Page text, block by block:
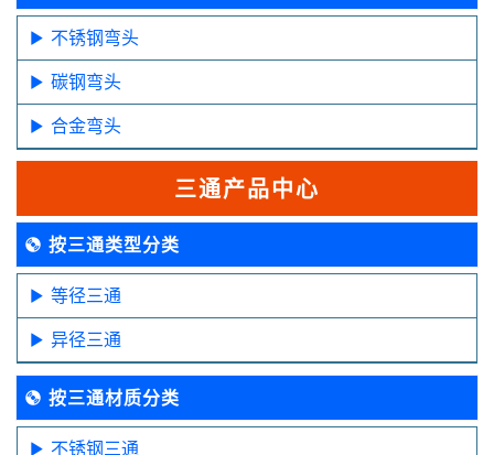
不锈钢弯头
碳钢弯头
合金弯头
三通产品中心
按三通类型分类
等径三通
异径三通
按三通材质分类
不锈钢三通